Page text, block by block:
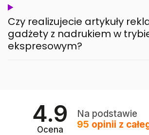
Czy realizujecie artykuły
gadżety z nadrukiem w
ekspresowym?
4.9
Ocena
Na podstawie
95 opinii z